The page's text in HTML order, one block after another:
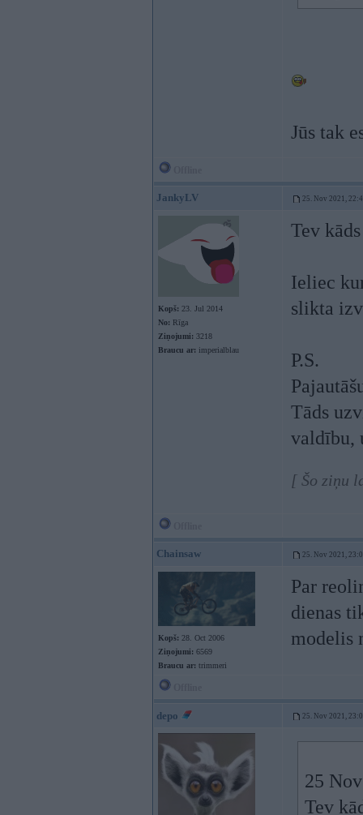
Jūs tak
JankyLV 25. Nov 2021,
Kopš: 23. Jul 2014
No: Rīga
Ziņojumi: 3218
Braucu ar: imperialblau
Tev
Ieliec
slikta
P.S.
Tāds
valdību,
[ Šo ziņu
Chainsaw 25. Nov 2021,
Kopš: 28. Oct 2006
Ziņojumi: 6569
Braucu ar: trimmeri
Par
dienas
modelis
depo 25. Nov 2021,
25
Tev